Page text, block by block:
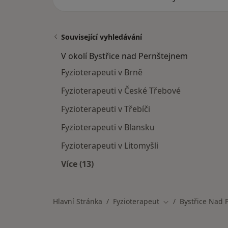
Související vyhledávání
V okolí Bystřice nad Pernštejnem
Fyzioterapeuti v Brně
Fyzioterapeuti v České Třebové
Fyzioterapeuti v Třebíči
Fyzioterapeuti v Blansku
Fyzioterapeuti v Litomyšli
Více (13)
Hlavní Stránka Fyzioterapeut Změna města
Bystřice Nad